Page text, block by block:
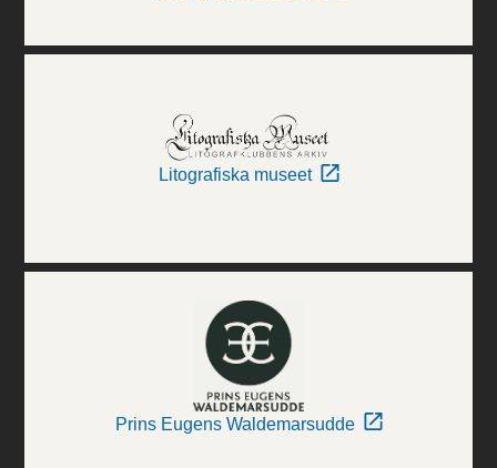
Litografiska museet
Prins Eugens Waldemarsudde